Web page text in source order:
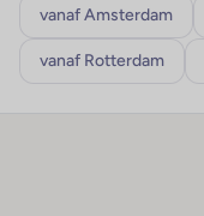
vanaf Amsterdam
vanaf Rotterdam